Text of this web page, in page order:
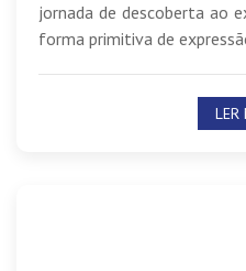
jornada de descoberta ao
forma primitiva de
LER